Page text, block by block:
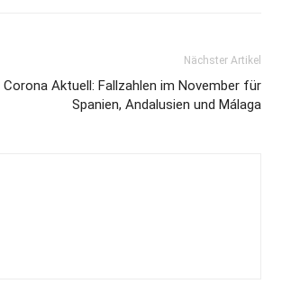
Nächster Artikel
Corona Aktuell: Fallzahlen im November für
Spanien, Andalusien und Málaga